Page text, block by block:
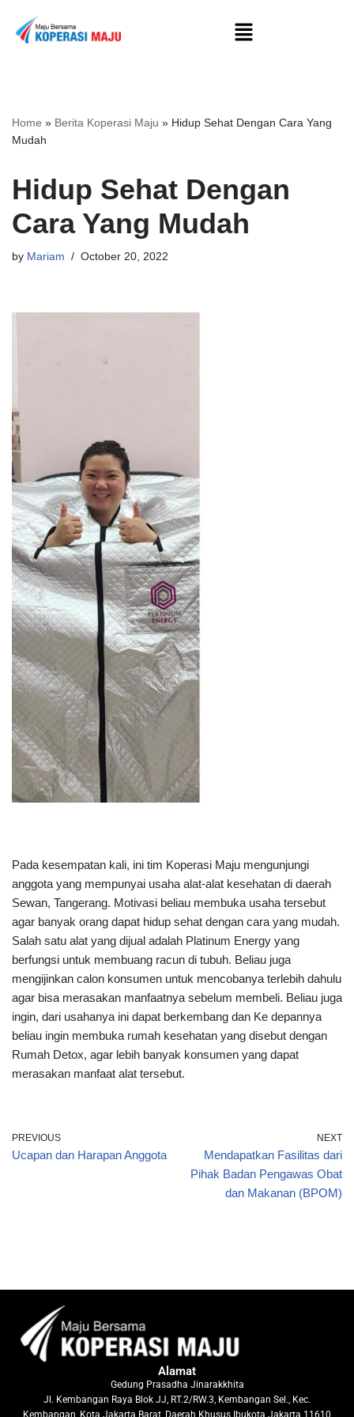
Skip
Home » Berita Koperasi Maju » Hidup Sehat Dengan Cara Yang
Mudah
Hidup Sehat Dengan
Cara Yang Mudah
by Mariam October 20, 2022
Pada kesempatan kali, ini tim Koperasi Maju mengunjungi
anggota yang mempunyai usaha alat-alat kesehatan di daerah
Sewan, Tangerang. Motivasi beliau membuka usaha tersebut
agar banyak orang dapat hidup sehat dengan cara yang mudah.
Salah satu alat yang dijual adalah Platinum Energy yang
berfungsi untuk membuang racun di tubuh. Beliau juga
mengijinkan calon konsumen untuk mencobanya terlebih dahulu
agar bisa merasakan manfaatnya sebelum membeli. Beliau juga
ingin, dari usahanya ini dapat berkembang dan Ke depannya
beliau ingin membuka rumah kesehatan yang disebut dengan
Rumah Detox, agar lebih banyak konsumen yang dapat
merasakan manfaat alat tersebut.
PREVIOUS
Ucapan dan Harapan Anggota
NEXT
Mendapatkan Fasilitas dari
Pihak Badan Pengawas Obat
dan Makanan (BPOM)
Alamat
Gedung Prasadha Jinarakkhita
Jl. Kembangan Raya Blok JJ, RT.2/RW.3, Kembangan Sel., Kec.